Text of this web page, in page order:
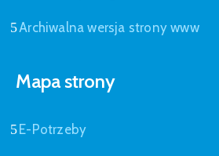
Archiwalna wersja strony www
Mapa strony
E-Potrzeby